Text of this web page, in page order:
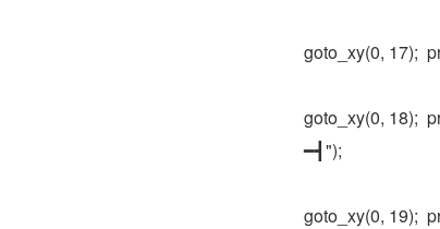
goto_xy(0, 17);
goto_xy(0, 18);
━┫");
goto_xy(0, 19);